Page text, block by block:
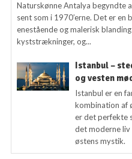
Naturskønne Antalya begyndte
sent som i 1970’erne. Det er en
enestående og malerisk
kyststrækninger, og...
Istanbul –
og vesten
Istanbul er en
kombination af
er det perfekte
det moderne
østens mystik.